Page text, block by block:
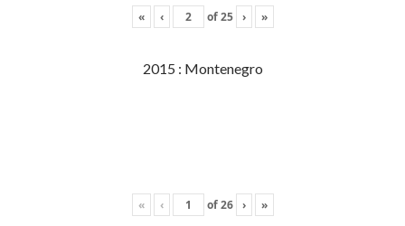
« ‹ of25 › »
2015 : Montenegro
« ‹ of26 › »